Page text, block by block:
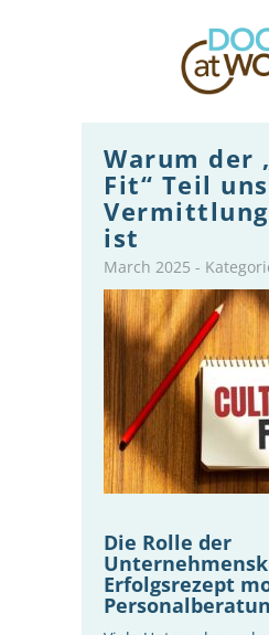
Warum der
Fit“ Teil
ist
March 2025 -
Die Rolle der
Erfolgsrezept